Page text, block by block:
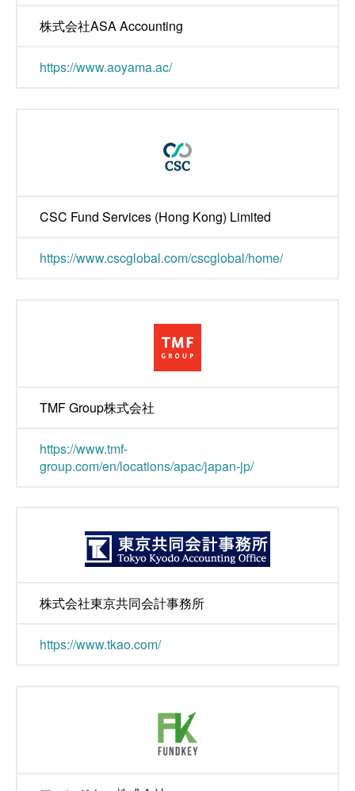
株式会社ASA Accounting
https://www.aoyama.ac/
CSC Fund Services (Hong Kong) Limited
https://www.cscglobal.com/cscglobal/home/
TMF Group株式会社
https://www.tmf-
group.com/en/locations/apac/japan-jp/
株式会社東京共同会計事務所
https://www.tkao.com/